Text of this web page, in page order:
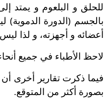
للحلق و البلعوم و يمتد
بالجسم (الدورة الدموية)
أعضائه و أجهزته، و لذا
لاحظ الأطباء في جميع
بصورة أكثر من المتوقع.